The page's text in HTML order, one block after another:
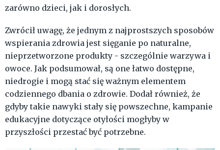
zarówno dzieci, jak i dorosłych.
Zwrócił uwagę, że jednym z najprostszych sposobów
wspierania zdrowia jest sięganie po naturalne,
nieprzetworzone produkty - szczególnie warzywa i
owoce. Jak podsumował, są one łatwo dostępne,
niedrogie i mogą stać się ważnym elementem
codziennego dbania o zdrowie. Dodał również, że
gdyby takie nawyki stały się powszechne, kampanie
edukacyjne dotyczące otyłości mogłyby w
przyszłości przestać być potrzebne.